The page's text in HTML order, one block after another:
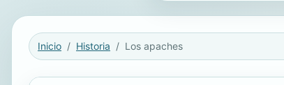
Inicio Historia Los apaches